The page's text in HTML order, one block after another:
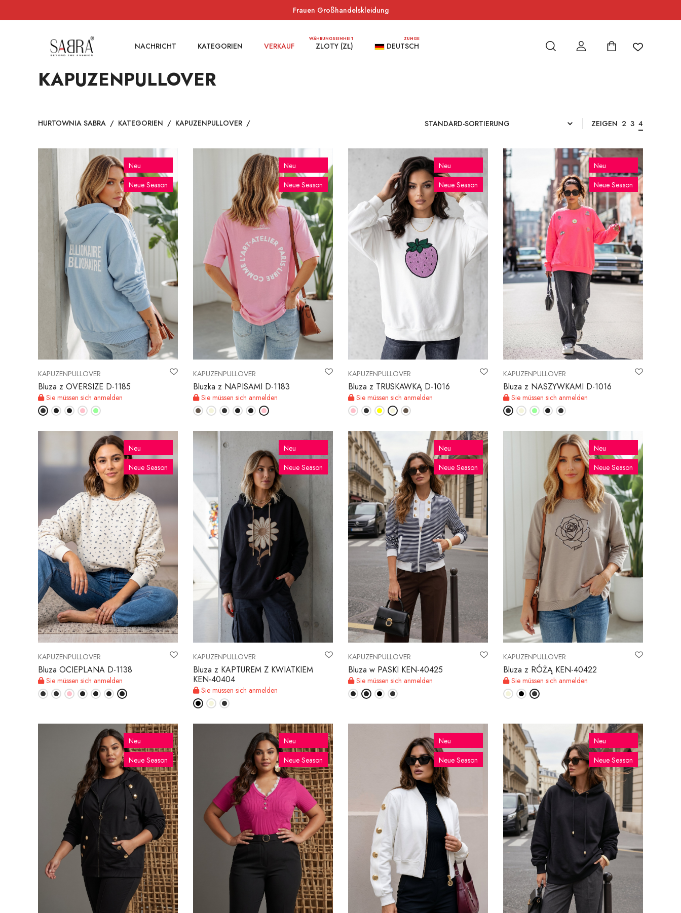
Frauen Großhandelskleidung
NACHRICHT KATEGORIEN VERKAUF
WÄHRUNGSEINHEIT
ZLOTY (ZŁ)
ZUNGE
DEUTSCH
KAPUZENPULLOVER
HURTOWNIA SABRA / KATEGORIEN / KAPUZENPULLOVER / ZEIGEN 2 3 4
KAPUZENPULLOVER
Bluza z OVERSIZE D-1185
Sie müssen sich anmelden
Neu
Neue Season
KAPUZENPULLOVER
Bluzka z NAPISAMI D-1183
Sie müssen sich anmelden
Neu
Neue Season
KAPUZENPULLOVER
Bluza z TRUSKAWKĄ D-1016
Sie müssen sich anmelden
Neu
Neue Season
KAPUZENPULLOVER
Bluza z NASZYWKAMI D-1016
Sie müssen sich anmelden
Neu
Neue Season
KAPUZENPULLOVER
Bluza OCIEPLANA D-1138
Sie müssen sich anmelden
Neu
Neue Season
KAPUZENPULLOVER
Bluza z KAPTUREM Z KWIATKIEM
KEN-40404
Sie müssen sich anmelden
Neu
Neue Season
KAPUZENPULLOVER
Bluza w PASKI KEN-40425
Sie müssen sich anmelden
Neu
Neue Season
KAPUZENPULLOVER
Bluza z RÓŻĄ KEN-40422
Sie müssen sich anmelden
Neu
Neue Season
Neu
Neue Season
Neu
Neue Season
Neu
Neue Season
Neu
Neue Season